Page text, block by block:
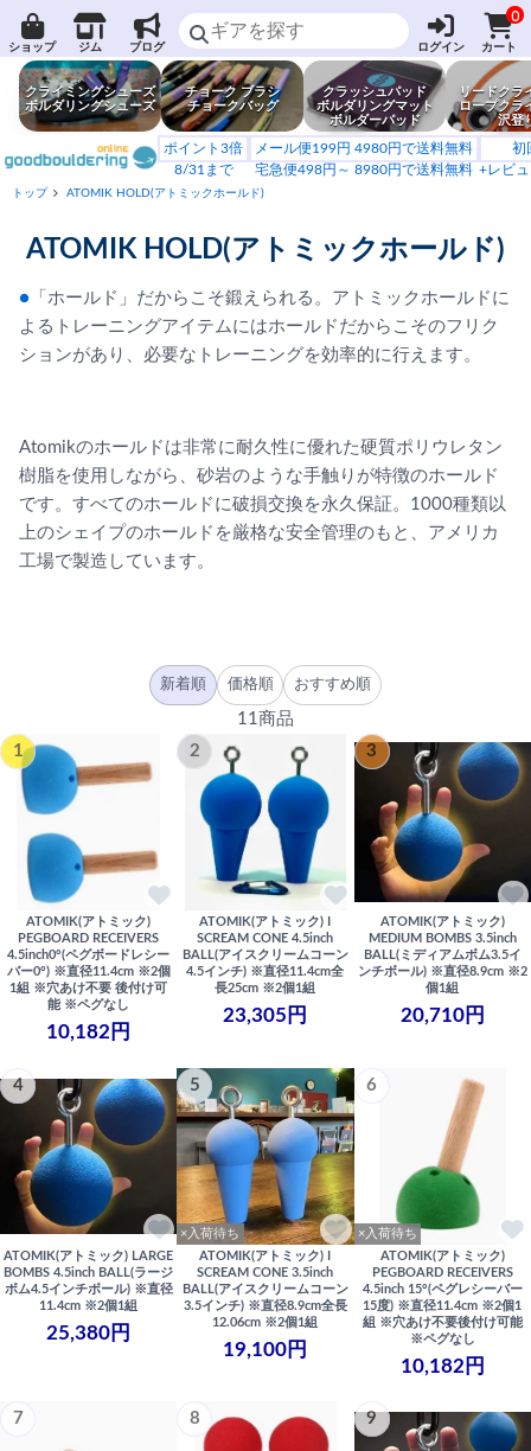
ショップ ジム ブログ ログイン
0
カート
クライミングシューズ
ボルダリングシューズ
チョーク ブラシ
チョークバッグ
クラッシュパッド
ボルダリングマット
ボルダーパッド
リードクラ
ロープクラ
沢登
ポイント3倍
8/31まで
メール便199円 4980円で送料無料
宅急便498円～ 8980円で送料無料
初
+レビ
トップ ATOMIK HOLD(アトミックホールド)
ATOMIK HOLD(アトミックホールド)
● 「ホールド」だからこそ鍛えられる。アトミックホールドに
よるトレーニングアイテムにはホールドだからこそのフリク
ションがあり、必要なトレーニングを効率的に行えます。
Atomikのホールドは非常に耐久性に優れた硬質ポリウレタン
樹脂を使用しながら、砂岩のような手触りが特徴のホールド
です。すべてのホールドに破損交換を永久保証。1000種類以
上のシェイプのホールドを厳格な安全管理のもと、アメリカ
工場で製造しています。
新着順 価格順 おすすめ順
11商品
1
ATOMIK(アトミック)
PEGBOARD RECEIVERS
4.5inch0°(ペグボードレシー
バー0°) ※直径11.4cm ※2個
1組 ※穴あけ不要 後付け可
能 ※ペグなし
10,182円
2
ATOMIK(アトミック) I
SCREAM CONE 4.5inch
BALL(アイスクリームコーン
4.5インチ) ※直径11.4cm全
長25cm ※2個1組
23,305円
3
ATOMIK(アトミック)
MEDIUM BOMBS 3.5inch
BALL(ミディアムボム3.5イ
ンチボール) ※直径8.9cm ※2
個1組
20,710円
4
ATOMIK(アトミック) LARGE
BOMBS 4.5inch BALL(ラージ
ボム4.5インチボール) ※直径
11.4cm ※2個1組
25,380円
5
×入荷待ち
ATOMIK(アトミック) I
SCREAM CONE 3.5inch
BALL(アイスクリームコーン
3.5インチ) ※直径8.9cm全長
12.06cm ※2個1組
19,100円
6
×入荷待ち
ATOMIK(アトミック)
PEGBOARD RECEIVERS
4.5inch 15°(ペグレシーバー
15度) ※直径11.4cm ※2個1
組 ※穴あけ不要後付け可能
※ペグなし
10,182円
7 8 9